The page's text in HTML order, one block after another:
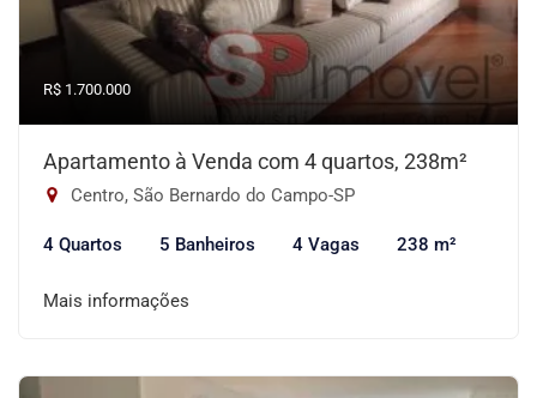
R$ 1.700.000
Apartamento à Venda com 4 quartos, 238m²
Centro, São Bernardo do Campo-SP
4 Quartos 5 Banheiros 4 Vagas 238 m²
Mais informações